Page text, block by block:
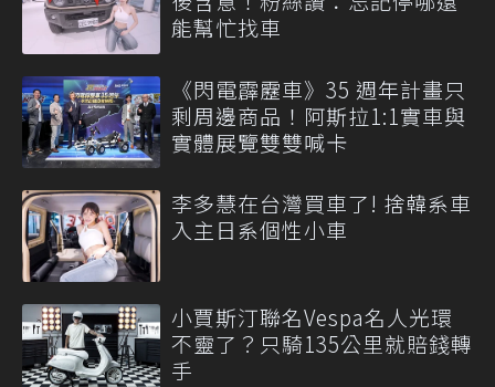
能幫忙找車
《閃電霹靂車》35 週年計畫只
剩周邊商品！阿斯拉1:1實車與
實體展覽雙雙喊卡
李多慧在台灣買車了! 捨韓系車
入主日系個性小車
小賈斯汀聯名Vespa名人光環
不靈了？只騎135公里就賠錢轉
手